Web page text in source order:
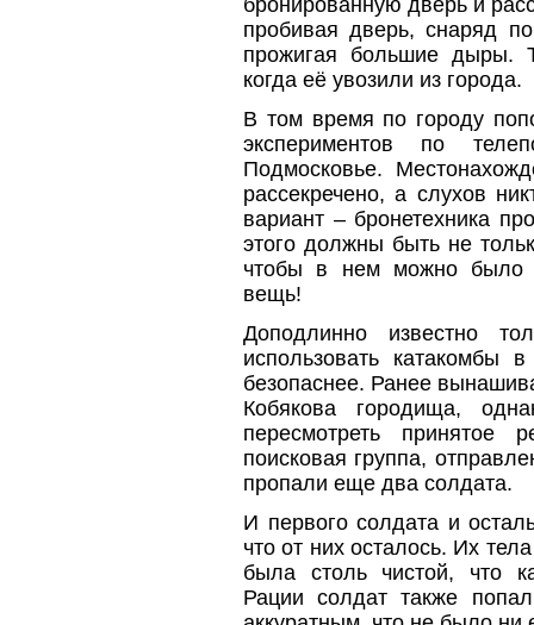
пробивая дверь, снаряд
прожигая большие дыры.
когда её увозили из города.
В том время по городу
экспериментов по
Подмосковье.
рассекречено, а слухов
вариант – бронетехника
этого должны быть не
чтобы в нем можно было
вещь!
Доподлинно известно
использовать
безопаснее. Ранее
Кобякова городища,
пересмотреть
поисковая группа,
пропали еще два солдата.
И первого солдата и
что от них осталось. Их
была столь чистой, что
Рации солдат также